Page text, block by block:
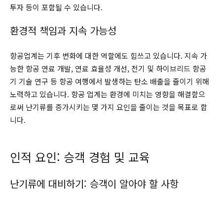
투자 등이 포함될 수 있습니다.
환경적 책임과 지속 가능성
항공업계는 기후 변화에 대한 역할에도 힘쓰고 있습니다. 지속 가
능한 항공 연료 개발, 연료 효율성 개선, 전기 및 하이브리드 항공
기 기술 연구 등 항공 여행에서 발생하는 탄소 배출을 줄이기 위해
노력하고 있습니다. 항공 업계는 환경에 미치는 영향을 해결함으
로써 난기류를 증가시키는 몇 가지 요인을 줄이는 것을 목표로 합
니다.
인적 요인: 승객 경험 및 교육
난기류에 대비하기: 승객이 알아야 할 사항